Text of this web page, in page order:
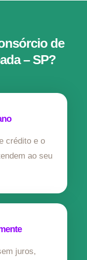
de
– SP?
crédito e o
ao seu
juros,